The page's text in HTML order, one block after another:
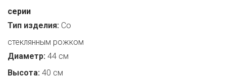
серии
Тип изделия: Со
стеклянным рожком
Диаметр: 44 см
Высота: 40 см